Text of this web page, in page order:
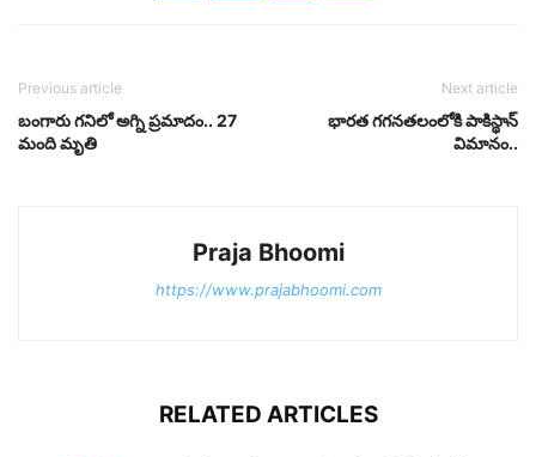
Previous article
బంగారు గనిలో అగ్ని ప్రమాదం.. 27
మంది మృతి
Next article
భారత గగనతలంలోకి పాకిస్థాన్
విమానం..
Praja Bhoomi
https://www.prajabhoomi.com
RELATED ARTICLES